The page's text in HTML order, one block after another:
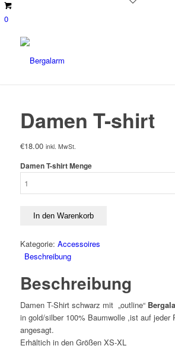
0
Damen T-shirt
€18.00 inkl. MwSt.
Damen T-shirt Menge
In den Warenkorb
Kategorie: Accessoires
Beschreibung
Beschreibung
Damen T-Shirt schwarz mit „outline“
in gold/silber 100% Baumwolle ,ist auf jeder
angesagt.
Erhältich in den Größen XS-XL